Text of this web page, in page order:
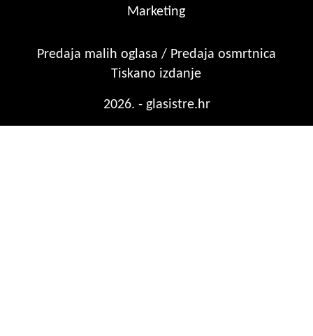
Marketing
Predaja malih oglasa / Predaja osmrtnica
Tiskano izdanje
2026. - glasistre.hr